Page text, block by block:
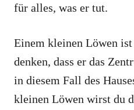
für alles, was er tut.
Einem kleinen Löwen ist
denken, dass er das
in diesem Fall des
kleinen Löwen wirst du